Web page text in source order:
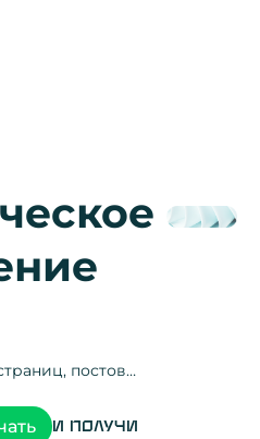
постов…
и получи